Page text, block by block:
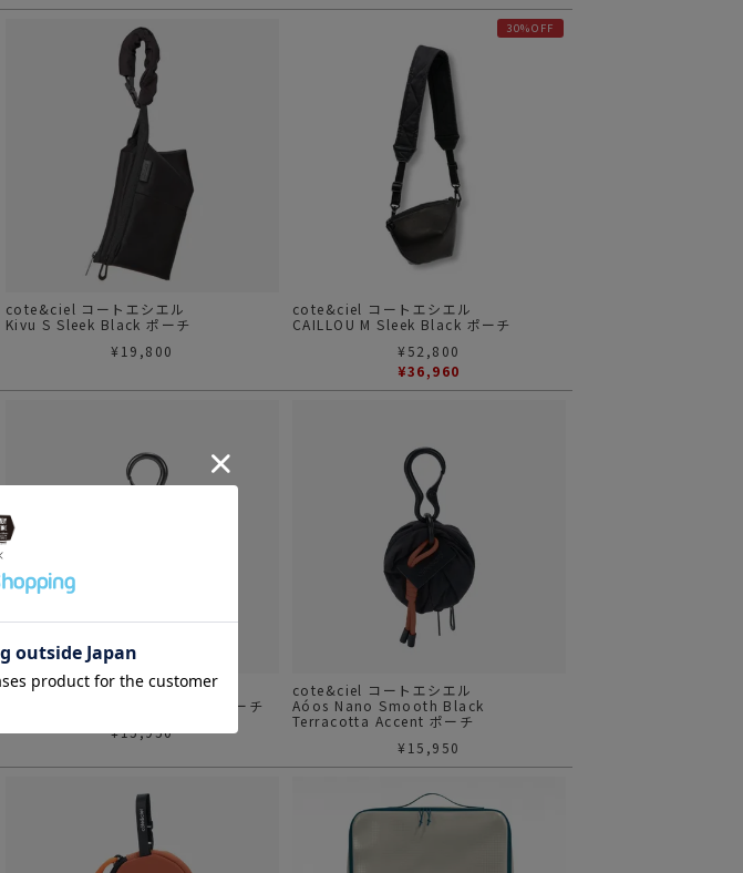
cote&ciel コートエシエル
Kivu S Sleek Black ポーチ
¥ 19,800
30%OFF
cote&ciel コートエシエル
CAILLOU M Sleek Black ポーチ
¥ 52,800
¥36,960
cote&ciel コートエシエル
Aóos Nano Woven Concrete ポーチ
¥15,950
cote&ciel コートエシエル
Aóos Nano Smooth Black
Terracotta Accent ポーチ
¥ 15,950